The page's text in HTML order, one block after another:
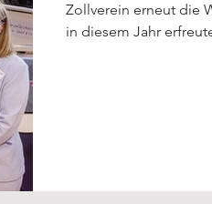
Zollverein erneut die
in diesem Jahr